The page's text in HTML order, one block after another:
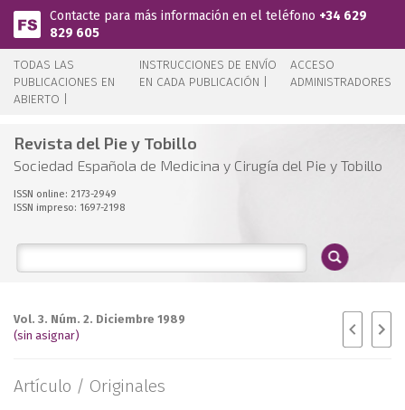
Pasar al contenido principal
Contacte para más información en el teléfono +34 629
829 605
TODAS LAS
PUBLICACIONES EN
ABIERTO |
INSTRUCCIONES DE ENVÍO
EN CADA PUBLICACIÓN |
ACCESO
ADMINISTRADORES
Revista del Pie y Tobillo
Sociedad Española de Medicina y Cirugía del Pie y Tobillo
ISSN online: 2173-2949
ISSN impreso: 1697-2198
Vol. 3. Núm. 2. Diciembre 1989
(sin asignar)
Artículo / Originales